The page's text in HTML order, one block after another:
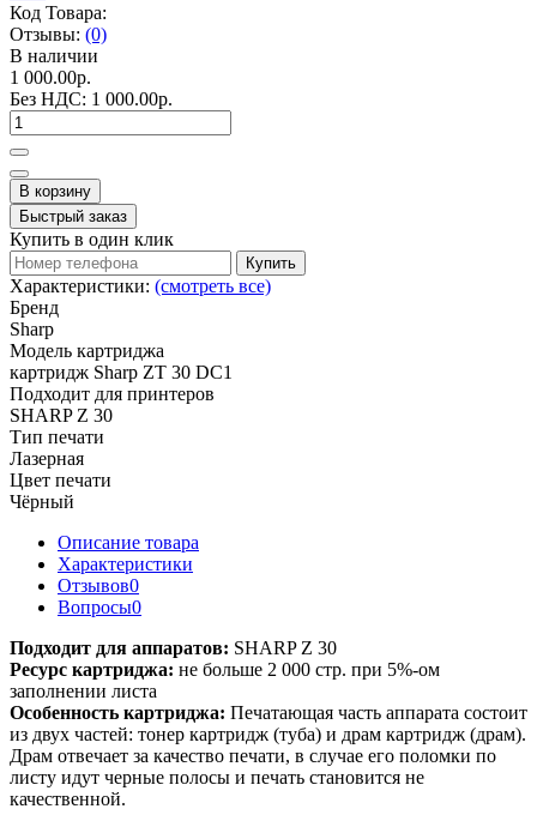
Код Товара:
Отзывы: (0)
В наличии
1 000.00р.
Без НДС: 1 000.00р.
В корзину
Быстрый заказ
Купить в один клик
Купить
Характеристики: (смотреть все)
Бренд
Sharp
Модель картриджа
картридж Sharp ZT 30 DC1
Подходит для принтеров
SHARP Z 30
Тип печати
Лазерная
Цвет печати
Чёрный
Описание товара
Характеристики
Отзывов0
Вопросы0
Подходит для аппаратов: SHARP Z 30
Ресурс картриджа: не больше 2 000 стр. при 5%-ом
заполнении листа
Особенность картриджа: Печатающая часть аппарата состоит
из двух частей: тонер картридж (туба) и драм картридж (драм).
Драм отвечает за качество печати, в случае его поломки по
листу идут черные полосы и печать становится не
качественной.